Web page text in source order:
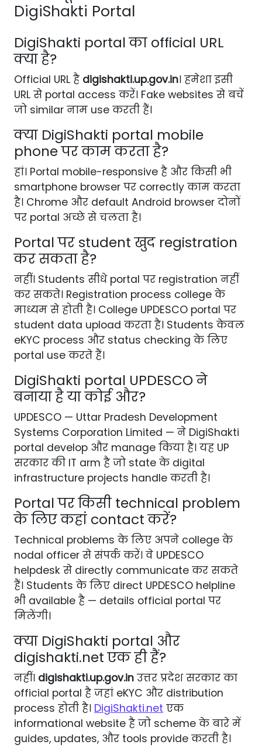
DigiShakti Portal
DigiShakti portal का official URL
क्या है?
Official URL है digishakti.up.gov.in। हमेशा इसी
URL से portal access करें। Fake websites से बचें
जो similar नाम use करती हैं।
क्या DigiShakti portal mobile
phone पर काम करता है?
हां। Portal mobile-responsive है और किसी भी
smartphone browser पर correctly काम करता
है। Chrome और default Android browser दोनों
पर portal अच्छे से चलता है।
Portal पर student खुद registration
कर सकता है?
नहीं। Students सीधे portal पर registration नहीं
कर सकते। Registration process college के
माध्यम से होती है। College UPDESCO portal पर
student data upload करता है। Students केवल
eKYC process और status checking के लिए
portal use करते हैं।
DigiShakti portal UPDESCO ने
बनाया है या कोई और?
UPDESCO — Uttar Pradesh Development
Systems Corporation Limited — ने DigiShakti
portal develop और manage किया है। यह UP
सरकार की IT arm है जो state के digital
infrastructure projects handle करती है।
Portal पर किसी technical problem
के लिए कहां contact करें?
Technical problems के लिए अपने college के
nodal officer से संपर्क करें। वे UPDESCO
helpdesk से directly communicate कर सकते
हैं। Students के लिए direct UPDESCO helpline
भी available है — details official portal पर
मिलेंगी।
क्या DigiShakti portal और
digishakti.net एक ही हैं?
नहीं। digishakti.up.gov.in उत्तर प्रदेश सरकार का
official portal है जहां eKYC और distribution
process होती है। DigiShakti.net एक
informational website है जो scheme के बारे में
guides, updates, और tools provide करती है।